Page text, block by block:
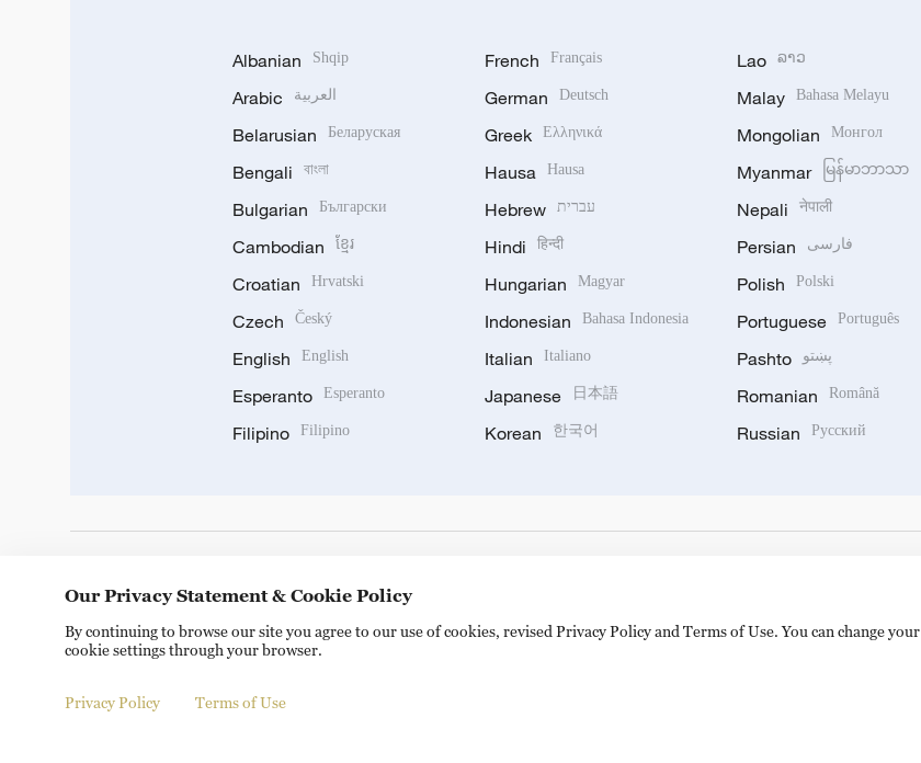
Albanian Shqip
Arabic العربية
Belarusian Беларуская
Bengali বাংলা
Bulgarian Български
Cambodian ខ្មែរ
Croatian Hrvatski
Czech Český
English English
Esperanto Esperanto
Filipino Filipino
French Français
German Deutsch
Greek Ελληνικά
Hausa Hausa
Hebrew עברית
Hindi हिन्दी
Hungarian Magyar
Indonesian Bahasa Indonesia
Italian Italiano
Japanese 日本語
Korean 한국어
Lao ລາວ
Malay Bahasa Melayu
Mongolian Монгол
Myanmar မြန်မာဘာသာ
Nepali नेपाली
Persian فارسی
Polish Polski
Portuguese Português
Pashto پښتو
Romanian Română
Russian Русский
© China Radio International.CRI. All Rights Reserved. 16A Shijingshan Road, Beijing, China. 100040
Our Privacy Statement & Cookie Policy
By continuing to browse our site you agree to our use of cookies, revised Privacy Policy and Terms of Use. You can change your
cookie settings through your browser.
Privacy Policy Terms of Use